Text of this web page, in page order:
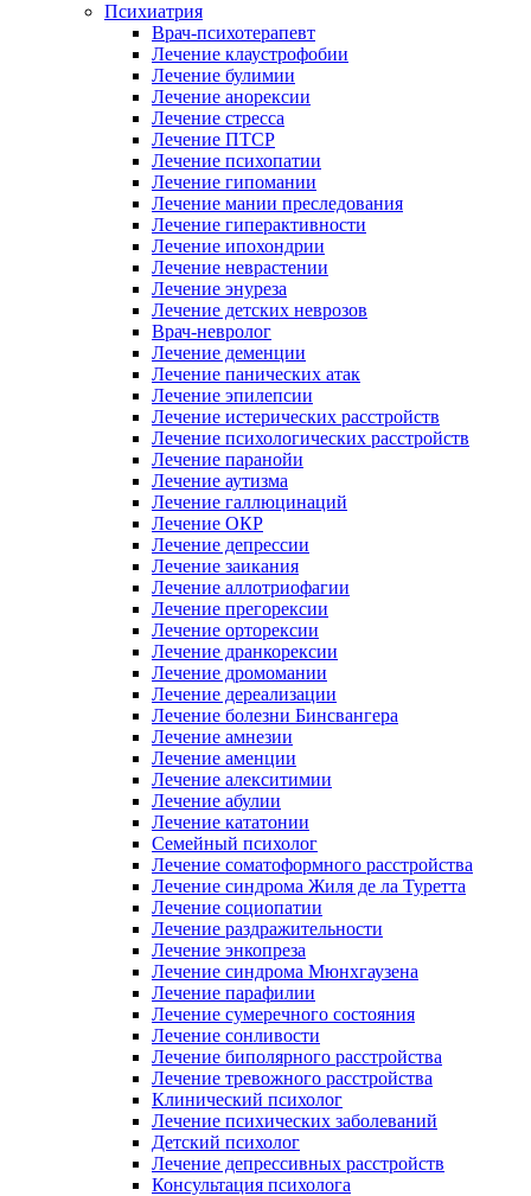
Психиатрия
Врач-психотерапевт
Лечение клаустрофобии
Лечение булимии
Лечение анорексии
Лечение стресса
Лечение ПТСР
Лечение психопатии
Лечение гипомании
Лечение мании преследования
Лечение гиперактивности
Лечение ипохондрии
Лечение неврастении
Лечение энуреза
Лечение детских неврозов
Врач-невролог
Лечение деменции
Лечение панических атак
Лечение эпилепсии
Лечение истерических расстройств
Лечение психологических расстройств
Лечение паранойи
Лечение аутизма
Лечение галлюцинаций
Лечение ОКР
Лечение депрессии
Лечение заикания
Лечение аллотриофагии
Лечение прегорексии
Лечение орторексии
Лечение дранкорексии
Лечение дромомании
Лечение дереализации
Лечение болезни Бинсвангера
Лечение амнезии
Лечение аменции
Лечение алекситимии
Лечение абулии
Лечение кататонии
Семейный психолог
Лечение соматоформного расстройства
Лечение синдрома Жиля де ла Туретта
Лечение социопатии
Лечение раздражительности
Лечение энкопреза
Лечение синдрома Мюнхгаузена
Лечение парафилии
Лечение сумеречного состояния
Лечение сонливости
Лечение биполярного расстройства
Лечение тревожного расстройства
Клинический психолог
Лечение психических заболеваний
Детский психолог
Лечение депрессивных расстройств
Консультация психолога